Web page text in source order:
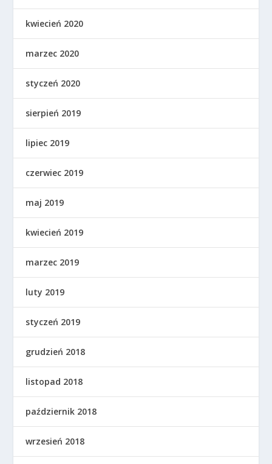
kwiecień 2020
marzec 2020
styczeń 2020
sierpień 2019
lipiec 2019
czerwiec 2019
maj 2019
kwiecień 2019
marzec 2019
luty 2019
styczeń 2019
grudzień 2018
listopad 2018
październik 2018
wrzesień 2018